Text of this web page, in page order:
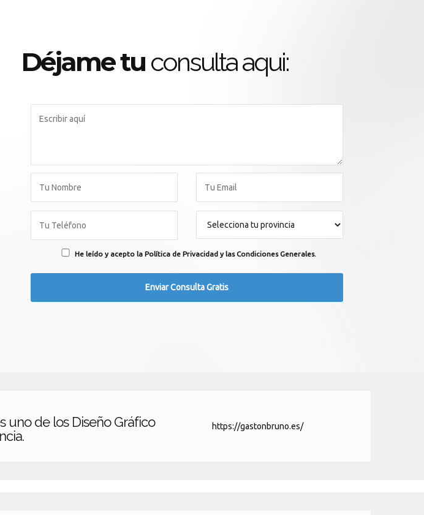
Déjame tu consulta aqui:
He leído y acepto la Política de Privacidad y las Condiciones Generales.
uno de los Diseño Gráfico
https://gastonbruno.es/